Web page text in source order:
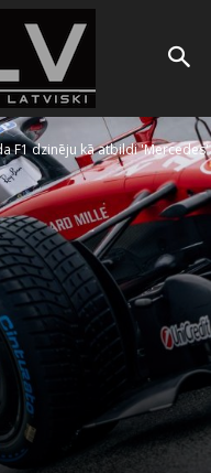
F1 dzinēju kā atbildi 'Mercedes'